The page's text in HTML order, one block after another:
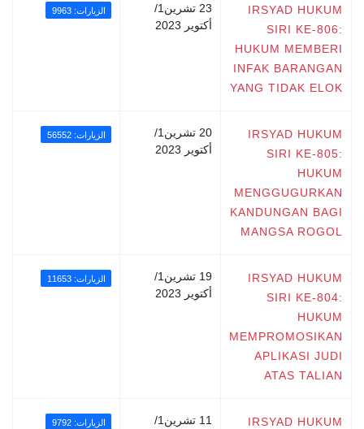
IRSYAD HUKUM
SIRI KE-806:
HUKUM MEMBERI
INFAK BARANGAN
YANG TIDAK ELOK
23 تشرين1/
أكتوير 2023
الزيارات: 9963
IRSYAD HUKUM
SIRI KE-805:
HUKUM
MENGGUGURKAN
KANDUNGAN BAGI
MANGSA ROGOL
20 تشرين1/
أكتوير 2023
الزيارات: 56552
IRSYAD HUKUM
SIRI KE-804:
HUKUM
MEMPROMOSIKAN
APLIKASI JUDI
ATAS TALIAN
19 تشرين1/
أكتوير 2023
الزيارات: 11653
IRSYAD HUKUM
11 تشرين1/
الزيارات: 9792